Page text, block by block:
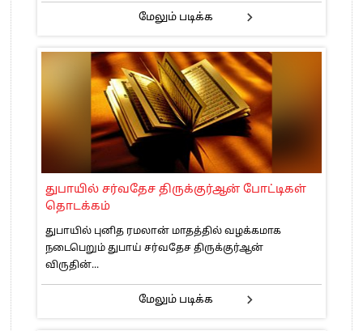
மேலும் படிக்க
துபாயில் சர்வதேச திருக்குர்ஆன் போட்டிகள்
தொடக்கம்
துபாயில் புனித ரமலான் மாதத்தில் வழக்கமாக
நடைபெறும் துபாய் சர்வதேச திருக்குர்ஆன்
விருதின்...
மேலும் படிக்க